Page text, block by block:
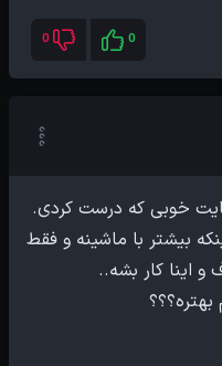
0
0
بیشتر با ماشینه و فقط